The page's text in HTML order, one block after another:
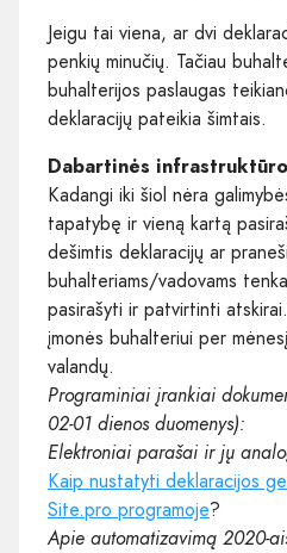
Jeigu tai viena, ar dvi
penkių minučių. Tačiau
buhalterijos paslaugas
deklaracijų pateikia šimtais.
Dabartinės
Kadangi iki šiol nėra
tapatybę ir vieną kartą
dešimtis deklaracijų ar
buhalteriams/vadovams
pasirašyti ir patvirtinti
įmonės buhalteriui per
valandų.
Programiniai įrankiai
02-01 dienos duomenys):
Elektroniai parašai ir jų
Kaip nustatyti deklaracijos
Site.pro programoje?
Apie automatizavimą 2020-